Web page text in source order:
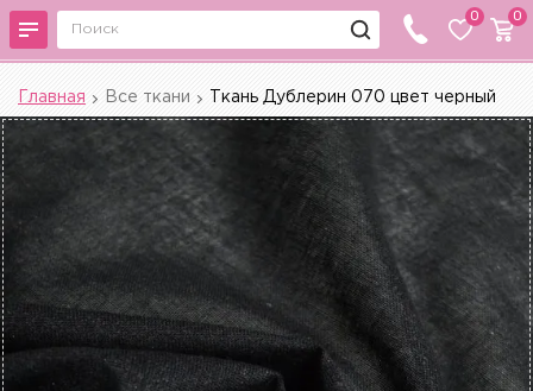
0 0
Главная Все ткани Ткань Дублерин 070 цвет черный